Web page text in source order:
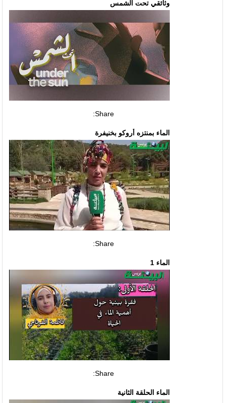
وثائقي تحت الشمس
Share:
الماء بمنتزه أروكو بخنيفرة
Share:
الماء 1
Share:
الماء الحلقة الثانية